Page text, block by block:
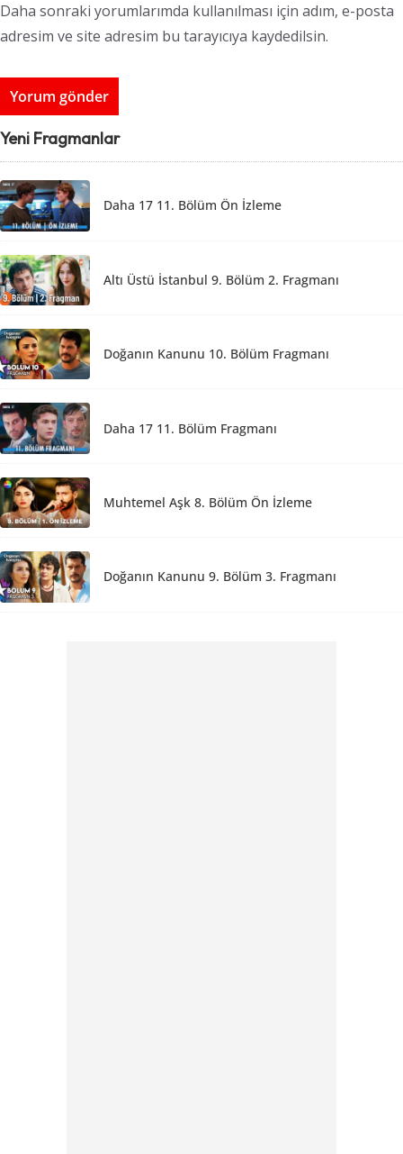
Daha sonraki yorumlarımda kullanılması için adım, e-posta
adresim ve site adresim bu tarayıcıya kaydedilsin.
Yeni Fragmanlar
Daha 17 11. Bölüm Ön İzleme
Altı Üstü İstanbul 9. Bölüm 2. Fragmanı
Doğanın Kanunu 10. Bölüm Fragmanı
Daha 17 11. Bölüm Fragmanı
Muhtemel Aşk 8. Bölüm Ön İzleme
Doğanın Kanunu 9. Bölüm 3. Fragmanı